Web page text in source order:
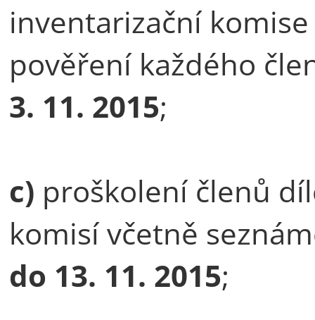
inventarizační
pověření každého
3. 11. 2015;
c) proškolení členů
komisí včetně
do 13. 11. 2015;